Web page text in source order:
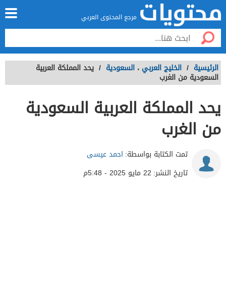
مرجع المحتوى العربي
الرئيسية / الخليج العربي ، السعودية / يحد المملكة العربية
السعودية من الغرب
يحد المملكة العربية السعودية
من الغرب
تمت الكتابة بواسطة: احمد عيسى
تاريخ النشر: 22 مايو 2025 - 5:48م